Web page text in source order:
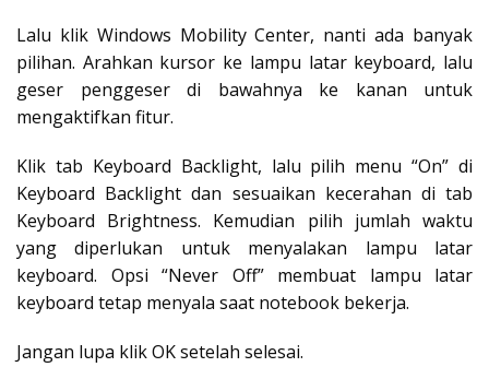
Lalu klik Windows Mobility Center, nanti ada banyak
pilihan. Arahkan kursor ke lampu latar keyboard, lalu
geser penggeser di bawahnya ke kanan untuk
mengaktifkan fitur.
Klik tab Keyboard Backlight, lalu pilih menu “On” di
Keyboard Backlight dan sesuaikan kecerahan di tab
Keyboard Brightness. Kemudian pilih jumlah waktu
yang diperlukan untuk menyalakan lampu latar
keyboard. Opsi “Never Off” membuat lampu latar
keyboard tetap menyala saat notebook bekerja.
Jangan lupa klik OK setelah selesai.